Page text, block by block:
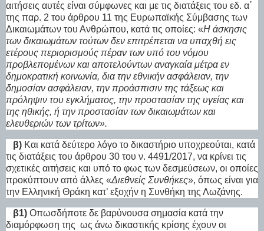
αιτήσεις αυτές είναι σύμφωνες και με τις διατάξεις του εδ. α΄
της παρ. 2 του άρθρου 11 της Ευρωπαϊκής Σύμβασης των
Δικαιωμάτων του Ανθρώπου, κατά τις οποίες: «Η άσκησις
των δικαιωμάτων τούτων δεν επιτρέπεται να υπαχθή εις
ετέρους περιορισμούς πέραν των υπό του νόμου
προβλεπομένων και αποτελούντων αναγκαία μέτρα εν
δημοκρατική κοινωνία, δια την εθνικήν ασφάλειαν, την
δημοσίαν ασφάλειαν, την προάσπισιν της τάξεως και
πρόληψιν του εγκλήματος, την προστασίαν της υγείας και
της ηθικής, ή την προστασίαν των δικαιωμάτων και
ελευθεριών των τρίτων».
β) Και κατά δεύτερο λόγο το δικαστήριο υποχρεούται, κατά
τις διατάξεις του άρθρου 30 του ν. 4491/2017, να κρίνει τις
σχετικές αιτήσεις και υπό το φως των δεσμεύσεων, οι οποίες
προκύπτουν από άλλες «Διεθνείς Συνθήκες», όπως είναι για
την Ελληνική Θράκη κατ’ εξοχήν η Συνθήκη της Λωζάνης.
β1) Οπωσδήποτε δε βαρύνουσα σημασία κατά την
διαμόρφωση της ως άνω δικαστικής κρίσης έχουν οι